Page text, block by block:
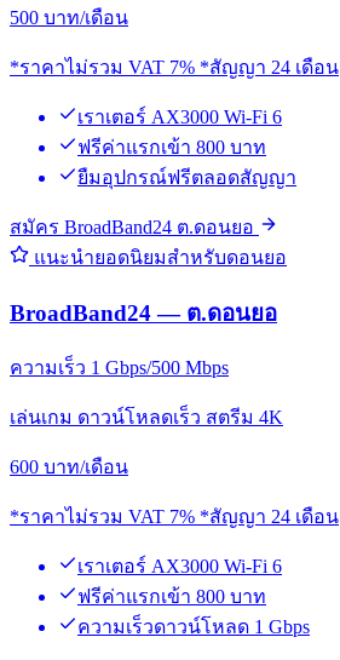
500 บาท/เดือน
*ราคาไม่รวม VAT 7% *สัญญา 24 เดือน
เราเตอร์ AX3000 Wi-Fi 6
ฟรีค่าแรกเข้า 800 บาท
ยืมอุปกรณ์ฟรีตลอดสัญญา
สมัคร BroadBand24 ต.ดอนยอ
แนะนำยอดนิยมสำหรับดอนยอ
BroadBand24 — ต.ดอนยอ
ความเร็ว 1 Gbps/500 Mbps
เล่นเกม ดาวน์โหลดเร็ว สตรีม 4K
600 บาท/เดือน
*ราคาไม่รวม VAT 7% *สัญญา 24 เดือน
เราเตอร์ AX3000 Wi-Fi 6
ฟรีค่าแรกเข้า 800 บาท
ความเร็วดาวน์โหลด 1 Gbps